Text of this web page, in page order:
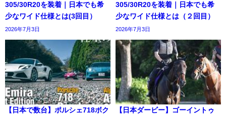
305/30R20を装着｜日本でも希
少なワイド仕様とは(3回目）
2026年7月3日
305/30R20を装着｜日本でも希
少なワイド仕様とは（２回目）
2026年7月3日
【日本で数台】ポルシェ718ボク
【日本ダービー】ゴーイントゥ